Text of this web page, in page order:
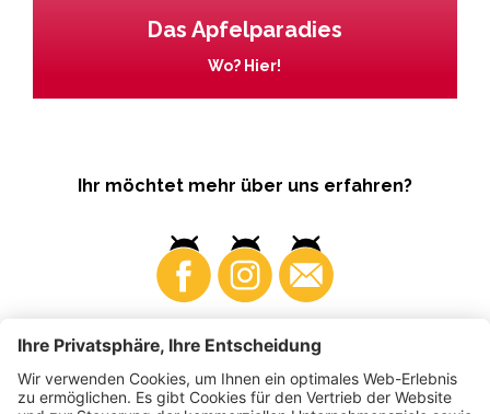
Das Apfelparadies
Wo? Hier!
Ihr möchtet mehr über uns erfahren?
Business Produzenten